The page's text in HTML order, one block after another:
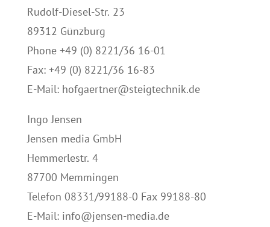
Rudolf-Diesel-Str. 23
89312 Günzburg
Phone +49 (0) 8221/36 16-01
Fax: +49 (0) 8221/36 16-83
E-Mail: hofgaertner@steigtechnik.de
Ingo Jensen
Jensen media GmbH
Hemmerlestr. 4
87700 Memmingen
Telefon 08331/99188-0 Fax 99188-80
E-Mail: info@jensen-media.de